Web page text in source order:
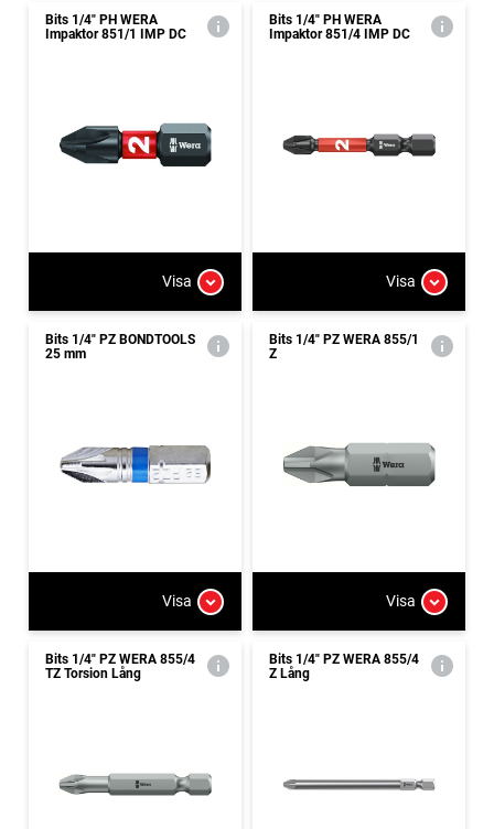
Bits 1/4" PH WERA
Impaktor 851/1 IMP DC
Visa
Bits 1/4" PH WERA
Impaktor 851/4 IMP DC
Visa
Bits 1/4" PZ BONDTOOLS
25 mm
Visa
Bits 1/4" PZ WERA 855/1
Z
Visa
Bits 1/4" PZ WERA 855/4
TZ Torsion Lång
Bits 1/4" PZ WERA 855/4
Z Lång